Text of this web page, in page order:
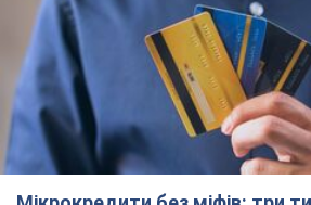
позичальника і план дій, щоб
гроші
Що мають діяти українці, аби не
позику"
2 години тому 18,5 т.
Херсон повністю лишився без